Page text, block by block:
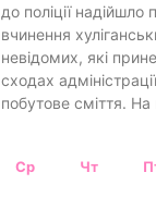
до поліції
вчинення
невідомих, які
сходах
побутове сміття. На
Ср Чт